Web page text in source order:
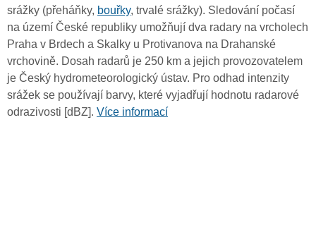
srážky (přeháňky, bouřky, trvalé srážky). Sledování počasí
na území České republiky umožňují dva radary na vrcholech
Praha v Brdech a Skalky u Protivanova na Drahanské
vrchovině. Dosah radarů je 250 km a jejich provozovatelem
je Český hydrometeorologický ústav. Pro odhad intenzity
srážek se používají barvy, které vyjadřují hodnotu radarové
odrazivosti [dBZ]. Více informací